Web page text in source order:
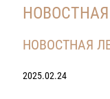
НОВОСТНАЯ
2025.02.24